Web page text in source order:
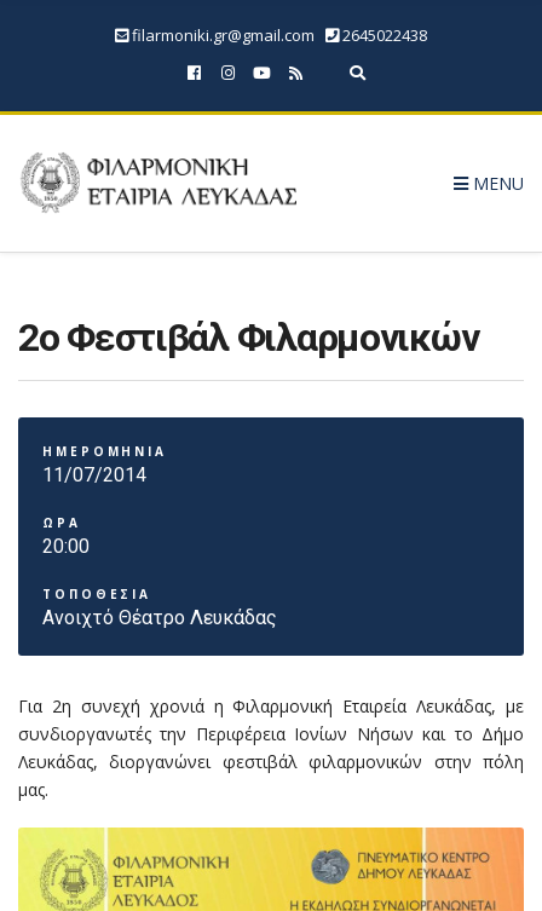
filarmoniki.gr@gmail.com
2645022438
Expand search form
MENU
2ο Φεστιβάλ Φιλαρμονικών
ΗΜΕΡΟΜΗΝΙΑ
11/07/2014
ΩΡΑ
20:00
ΤΟΠΟΘΕΣΙΑ
Ανοιχτό Θέατρο Λευκάδας
Για 2η συνεχή χρονιά η Φιλαρμονική Εταιρεία Λευκάδας, με
συνδιοργανωτές την Περιφέρεια Ιονίων Νήσων και το Δήμο
Λευκάδας, διοργανώνει φεστιβάλ φιλαρμονικών στην πόλη
μας.